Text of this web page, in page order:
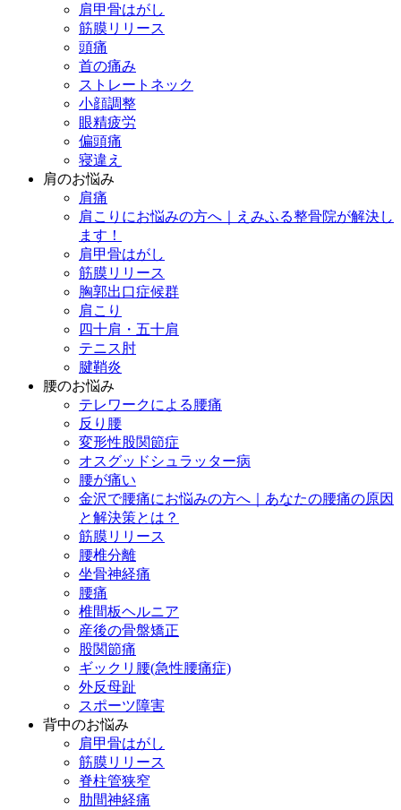
肩甲骨はがし
筋膜リリース
頭痛
首の痛み
ストレートネック
小顔調整
眼精疲労
偏頭痛
寝違え
肩のお悩み
肩痛
肩こりにお悩みの方へ｜えみふる整骨院が解決し
ます！
肩甲骨はがし
筋膜リリース
胸郭出口症候群
肩こり
四十肩・五十肩
テニス肘
腱鞘炎
腰のお悩み
テレワークによる腰痛
反り腰
変形性股関節症
オスグッドシュラッター病
腰が痛い
金沢で腰痛にお悩みの方へ｜あなたの腰痛の原因
と解決策とは？
筋膜リリース
腰椎分離
坐骨神経痛
腰痛
椎間板ヘルニア
産後の骨盤矯正
股関節痛
ギックリ腰(急性腰痛症)
外反母趾
スポーツ障害
背中のお悩み
肩甲骨はがし
筋膜リリース
脊柱管狭窄
肋間神経痛